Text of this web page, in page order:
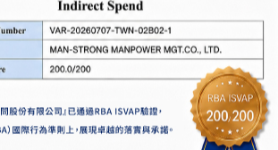
協助企業招募國際專業人才，包含
製造業、科技業、餐飲業等領域。
從資格評估、申請流程到後續管
理，全程專人服務，助企業補強高
階人力